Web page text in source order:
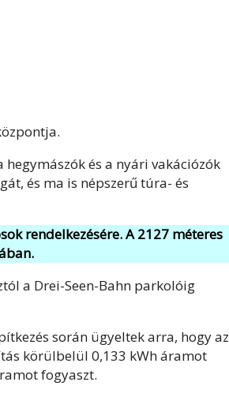
és a nyári vakációzók
és ma is népszerű túra- és
rendelkezésére. A 2127 méteres
a Drei-Seen-Bahn parkolóig
során ügyeltek arra, hogy az
körülbelül 0,133 kWh áramot
fogyaszt.